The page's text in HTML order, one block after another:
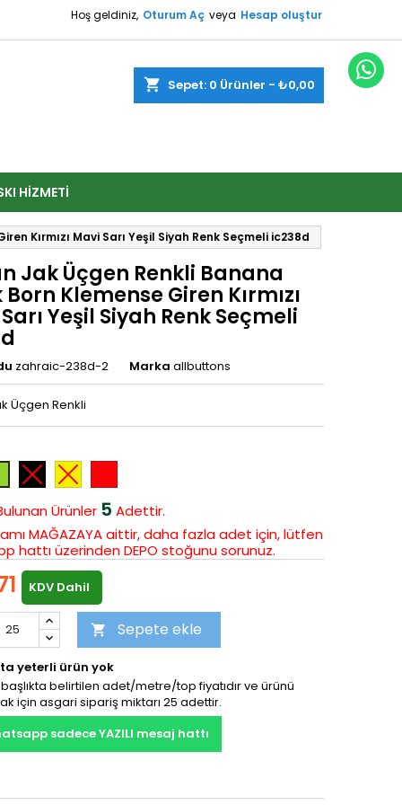
Hoş geldiniz, Oturum Aç veya Hesap oluştur
shopping_cart Sepet: 0 Ürünler - ₺0,00
HIZMETI
Kırmızı Mavi Sarı Yeşil Siyah Renk Seçmeli ic238d
Jak Üçgen Renkli Banana
Born Klemense Giren Kırmızı
Yeşil Siyah Renk Seçmeli
zahraic-238d-2 Marka allbuttons
Üçgen Renkli
Siyah Sarı
Ürünler 5 Adettir.
MAĞAZAYA aittir, daha fazla adet için, lütfen
hattı üzerinden DEPO stoğunu sorunuz.
KDV Dahil
 Sepete ekle
yeterli ürün yok
başlıkta belirtilen adet/metre/top fiyatıdır ve ürünü
için asgari sipariş miktarı 25 adettir.
sadece YAZILI mesaj hattı